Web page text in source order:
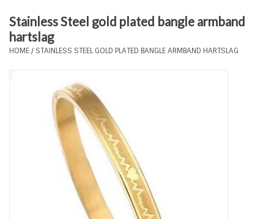
Plus Size Sieraden
Tassen en meer
Haaraccesoires
Zonnebrillen
Stainless Steel gold plated bangle armband
hartslag
HOME/ STAINLESS STEEL GOLD PLATED BANGLE ARMBAND HARTSLAG